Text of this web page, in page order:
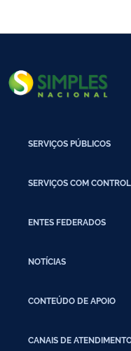
SERVIÇOS PÚBLICOS
SERVIÇOS COM
ENTES FEDERADOS
NOTÍCIAS
CONTEÚDO DE APOIO
CANAIS DE